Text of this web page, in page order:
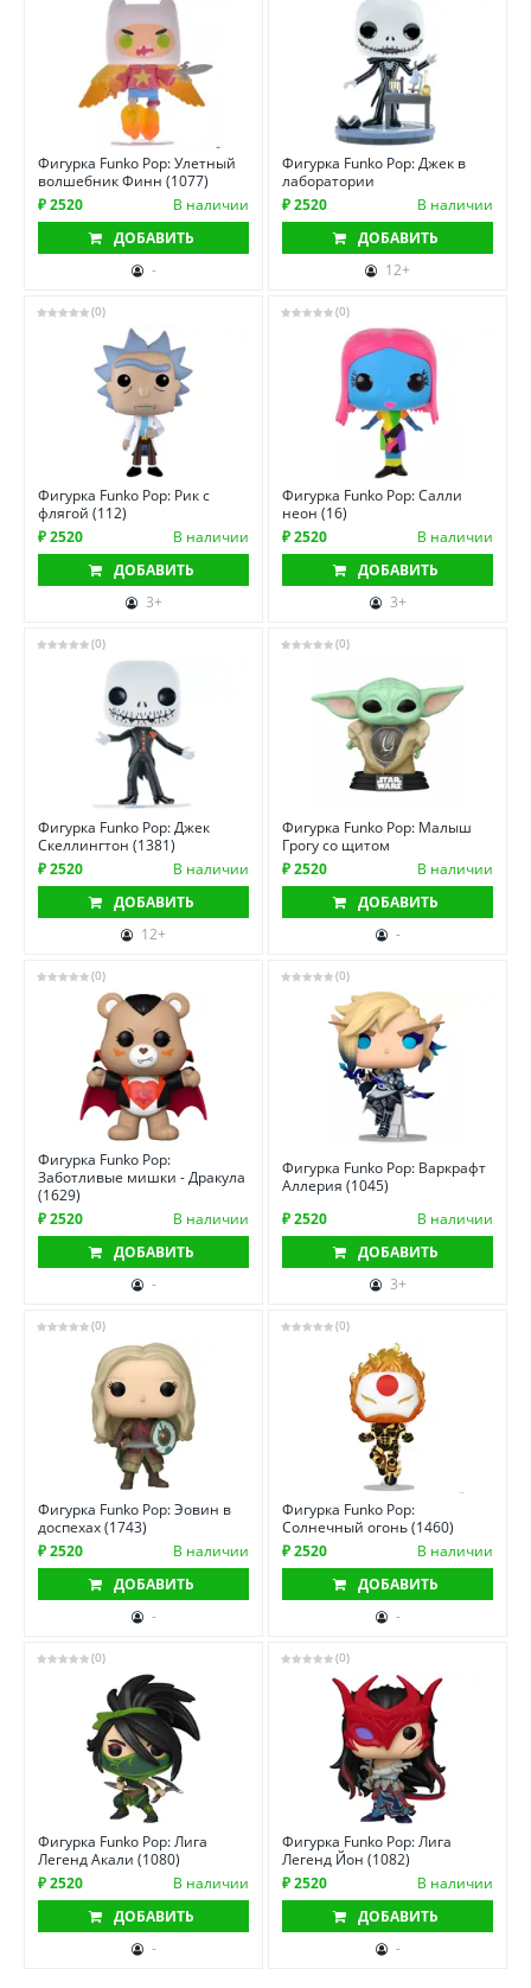
Фигурка Funko Pop: Улетный
волшебник Финн (1077)
₽ 2520
В наличии
ДОБАВИТЬ
-
Фигурка Funko Pop: Джек в
лаборатории
₽ 2520
В наличии
ДОБАВИТЬ
12+
(0)
Фигурка Funko Pop: Рик с
флягой (112)
₽ 2520
В наличии
ДОБАВИТЬ
3+
(0)
Фигурка Funko Pop: Салли
неон (16)
₽ 2520
В наличии
ДОБАВИТЬ
3+
(0)
Фигурка Funko Pop: Джек
Скеллингтон (1381)
₽ 2520
В наличии
ДОБАВИТЬ
12+
(0)
Фигурка Funko Pop: Малыш
Грогу со щитом
₽ 2520
В наличии
ДОБАВИТЬ
-
(0)
Фигурка Funko Pop:
Заботливые мишки - Дракула
(1629)
₽ 2520
В наличии
ДОБАВИТЬ
-
(0)
Фигурка Funko Pop: Варкрафт
Аллерия (1045)
₽ 2520
В наличии
ДОБАВИТЬ
3+
(0)
Фигурка Funko Pop: Эовин в
доспехах (1743)
₽ 2520
В наличии
ДОБАВИТЬ
-
(0)
Фигурка Funko Pop:
Солнечный огонь (1460)
₽ 2520
В наличии
ДОБАВИТЬ
-
(0)
Фигурка Funko Pop: Лига
Легенд Акали (1080)
₽ 2520
В наличии
ДОБАВИТЬ
-
(0)
Фигурка Funko Pop: Лига
Легенд Йон (1082)
₽ 2520
В наличии
ДОБАВИТЬ
-